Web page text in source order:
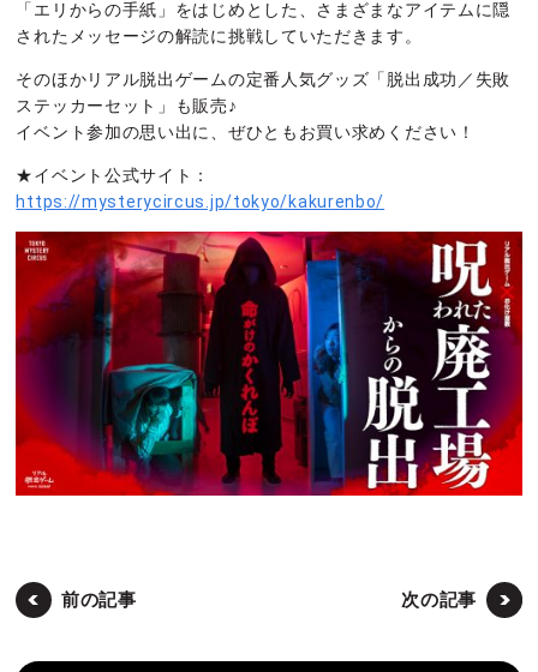
「エリからの手紙」をはじめとした、さまざまなアイテムに隠
されたメッセージの解読に挑戦していただきます。
そのほかリアル脱出ゲームの定番人気グッズ「脱出成功／失敗
ステッカーセット」も販売♪
イベント参加の思い出に、ぜひともお買い求めください！
★イベント公式サイト：
https://mysterycircus.jp/tokyo/kakurenbo/
前の記事 次の記事